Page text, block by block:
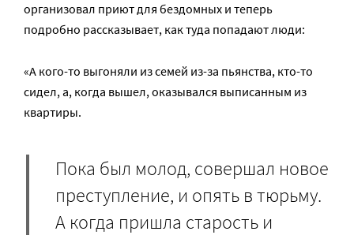
организовал приют для бездомных и теперь
подробно рассказывает, как туда попадают люди:
«А кого-то выгоняли из семей из-за пьянства, кто-то
сидел, а, когда вышел, оказывался выписанным из
квартиры.
Пока был молод, совершал новое
преступление, и опять в тюрьму.
А когда пришла старость и